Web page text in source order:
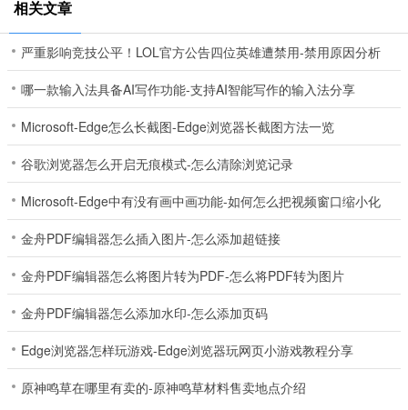
相关文章
严重影响竞技公平！LOL官方公告四位英雄遭禁用-禁用原因分析
哪一款输入法具备AI写作功能-支持AI智能写作的输入法分享
Microsoft-Edge怎么长截图-Edge浏览器长截图方法一览
谷歌浏览器怎么开启无痕模式-怎么清除浏览记录
Microsoft-Edge中有没有画中画功能-如何怎么把视频窗口缩小化
金舟PDF编辑器怎么插入图片-怎么添加超链接
金舟PDF编辑器怎么将图片转为PDF-怎么将PDF转为图片
金舟PDF编辑器怎么添加水印-怎么添加页码
Edge浏览器怎样玩游戏-Edge浏览器玩网页小游戏教程分享
原神鸣草在哪里有卖的-原神鸣草材料售卖地点介绍